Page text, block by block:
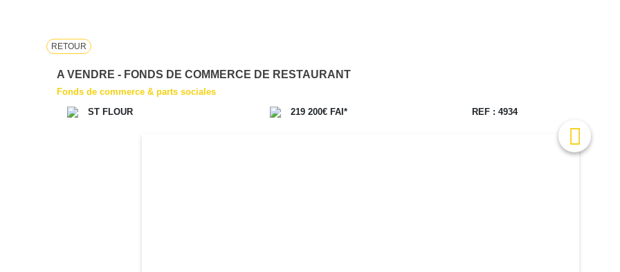
RETOUR
A VENDRE - FONDS DE COMMERCE DE RESTAURANT
Fonds de commerce & parts sociales
ST FLOUR
219 200€ FAI* REF : 4934